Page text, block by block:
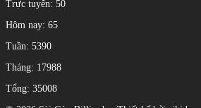
Trực tuyến: 50
Hôm nay: 65
Tuần: 5390
Tháng: 17988
Tổng: 35008